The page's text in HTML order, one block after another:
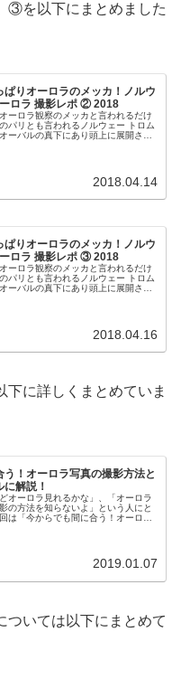
③を以下にまとめました
ぱりオーロラのメッカ！ノルウ
ロラ 撮影レポ ② 2018
ーロラ観察のメッカと言われるだけ
パリとも言われるノルウェー トロム
ーバルの真下にあり頭上に展開され
2018.04.14
ぱりオーロラのメッカ！ノルウ
ロラ 撮影レポ ③ 2018
ーロラ観察のメッカと言われるだけ
パリとも言われるノルウェー トロム
ーバルの真下にあり頭上に展開され
2018.04.16
下に詳しくまとめていま
う！オーロラ写真の撮影方法と
解説！
オーロラ見れるかな」、「オーロラ
の方法を知らないよ」という人にと
は「今からでも間に合う！オーロラ
2019.01.07
ついては以下にまとめて